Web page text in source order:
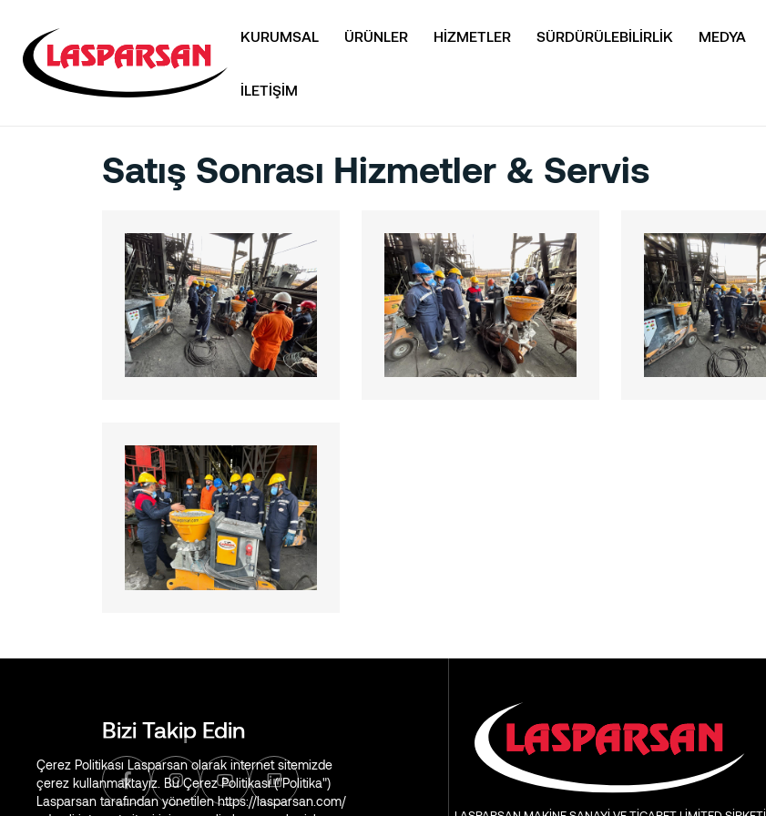
KURUMSAL ÜRÜNLER HİZMETLER SÜRDÜRÜLEBİLİRLİK MEDYA
İLETİŞİM
Satış Sonrası Hizmetler & Servis
Bizi Takip Edin
Çerez Politikası Lasparsan olarak internet sitemizde
çerez kullanmaktayız. Bu Çerez Politikası ("Politika")
Lasparsan tarafından yönetilen https://lasparsan.com/